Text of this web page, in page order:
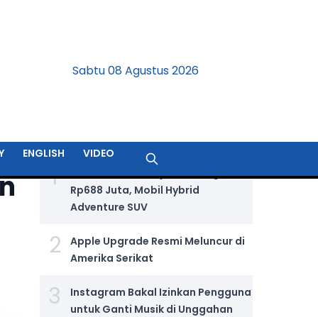
Sabtu 08 Agustus 2026
ENGLISH VIDEO
1
Jetour T2 i-DM Dijual Seharga
Rp688 Juta, Mobil Hybrid
Adventure SUV
2
Apple Upgrade Resmi Meluncur di
Amerika Serikat
3
Instagram Bakal Izinkan Pengguna
untuk Ganti Musik di Unggahan